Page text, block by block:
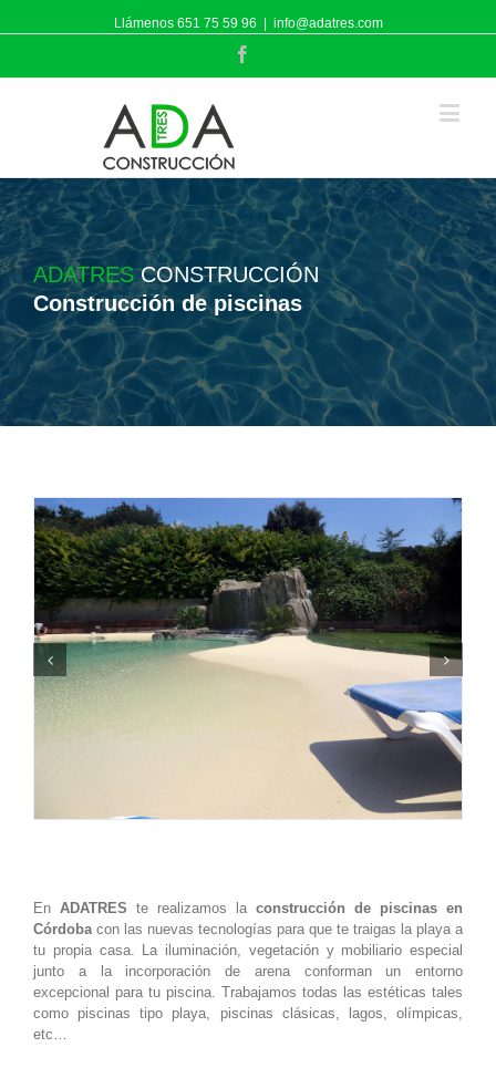
Llámenos 651 75 59 96 info@adatres.com
ADATRESCONSTRUCCIÓN
Construcción de piscinas
En ADATRES te realizamos la construcción de piscinas en
Córdobacon las nuevas tecnologías para que te traigas la playa a
tu propia casa. La iluminación, vegetación y mobiliario especial
junto a la incorporación de arena conforman un entorno
excepcional para tu piscina. Trabajamos todas las estéticas tales
como piscinas tipo playa, piscinas clásicas, lagos, olímpicas,
etc…